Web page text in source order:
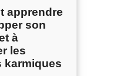
apprendre
son
à
les
karmiques